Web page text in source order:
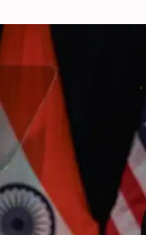
'வர்த்தக
அதிபர்
எழுதியவர்
செய்தி முன்னோட்டம்
அதிபர் ஜே.டி.
பிரதமர்
"வர்த்தக
செய்துள்ளன,"